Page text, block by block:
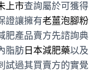
上市查詢屬於可獲得
證讓擁有老薑泡腳粉
肥產品賣方先諮詢典
脂肪日本減肥藥以及
試過其買賣方的實覺